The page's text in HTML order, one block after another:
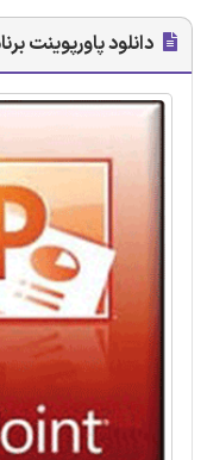
دانلود پاورپوینت